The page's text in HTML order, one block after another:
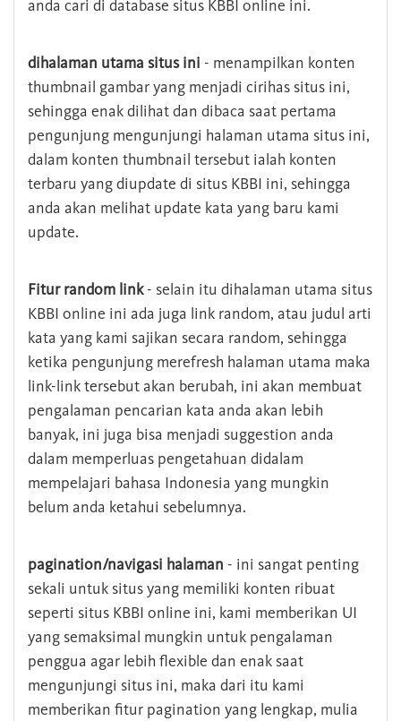
anda cari di database situs KBBI online ini.
dihalaman utama situs ini - menampilkan konten
thumbnail gambar yang menjadi cirihas situs ini,
sehingga enak dilihat dan dibaca saat pertama
pengunjung mengunjungi halaman utama situs ini,
dalam konten thumbnail tersebut ialah konten
terbaru yang diupdate di situs KBBI ini, sehingga
anda akan melihat update kata yang baru kami
update.
Fitur random link- selain itu dihalaman utama situs
KBBI online ini ada juga link random, atau judul arti
kata yang kami sajikan secara random, sehingga
ketika pengunjung merefresh halaman utama maka
link-link tersebut akan berubah, ini akan membuat
pengalaman pencarian kata anda akan lebih
banyak, ini juga bisa menjadi suggestion anda
dalam memperluas pengetahuan didalam
mempelajari bahasa Indonesia yang mungkin
belum anda ketahui sebelumnya.
pagination/navigasi halaman - ini sangat penting
sekali untuk situs yang memiliki konten ribuat
seperti situs KBBI online ini, kami memberikan UI
yang semaksimal mungkin untuk pengalaman
penggua agar lebih flexible dan enak saat
mengunjungi situs ini, maka dari itu kami
memberikan fitur pagination yang lengkap, mulia